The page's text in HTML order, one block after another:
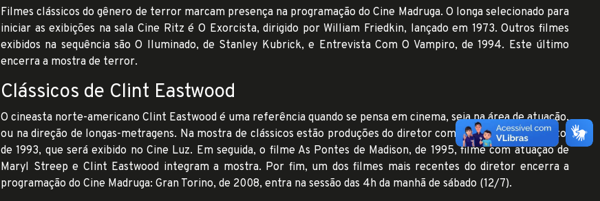
Filmes clássicos do gênero de terror marcam presença na programação do Cine Madruga. O longa selecionado para
iniciar as exibições na sala Cine Ritz é O Exorcista, dirigido por William Friedkin, lançado em 1973. Outros filmes
exibidos na sequência são O Iluminado, de Stanley Kubrick, e Entrevista Com O Vampiro, de 1994. Este último
encerra a mostra de terror.
Clássicos de Clint Eastwood
O cineasta norte-americano Clint Eastwood é uma referência quando se pensa em cinema, seja na área de atuação,
ou na direção de longas-metragens. Na mostra de clássicos estão produções do diretor como Um Mundo Perfeito,
de 1993, que será exibido no Cine Luz. Em seguida, o filme As Pontes de Madison, de 1995, filme com atuação de
Maryl Streep e Clint Eastwood integram a mostra. Por fim, um dos filmes mais recentes do diretor encerra a
programação do Cine Madruga: Gran Torino, de 2008, entra na sessão das 4h da manhã de sábado (12/7).